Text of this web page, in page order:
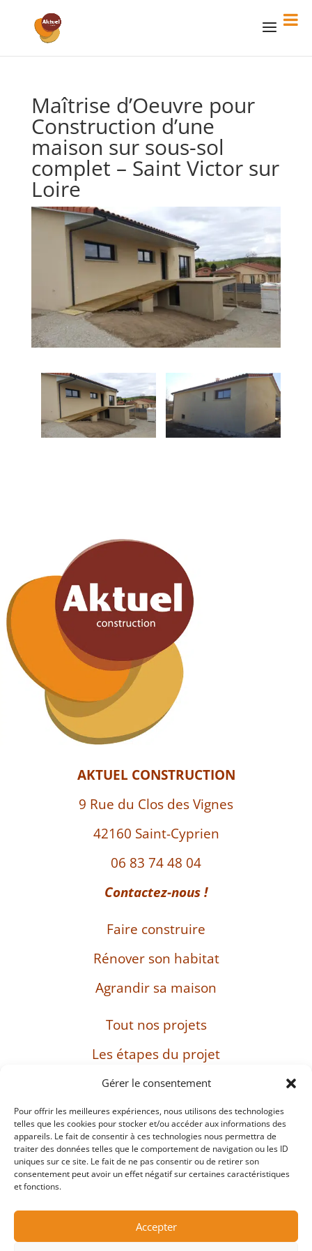
Gérer le consentement
Pour offrir les meilleures expériences, nous utilisons des technologies
telles que les cookies pour stocker et/ou accéder aux informations des
appareils. Le fait de consentir à ces technologies nous permettra de
traiter des données telles que le comportement de navigation ou les ID
uniques sur ce site. Le fait de ne pas consentir ou de retirer son
consentement peut avoir un effet négatif sur certaines caractéristiques
et fonctions.
Accepter
Maîtrise d’Oeuvre pour
Construction d’une
maison sur sous-sol
complet – Saint Victor sur
Loire
AKTUEL CONSTRUCTION
9 Rue du Clos des Vignes
42160 Saint-Cyprien
06 83 74 48 04
Contactez-nous !
Faire construire
Rénover son habitat
Agrandir sa maison
Tout nos projets
Les étapes du projet
L’entreprise
SIRET : 482 897 469 00037 – Capital : 8 000 euros
– TVA intracommunautaire : FR38482897469
Protection des données personnelles et cookies